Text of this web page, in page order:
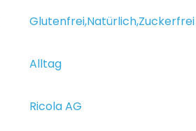
‎Glutenfrei,Natürlich,Zuckerfrei
‎Alltag
‎Ricola AG